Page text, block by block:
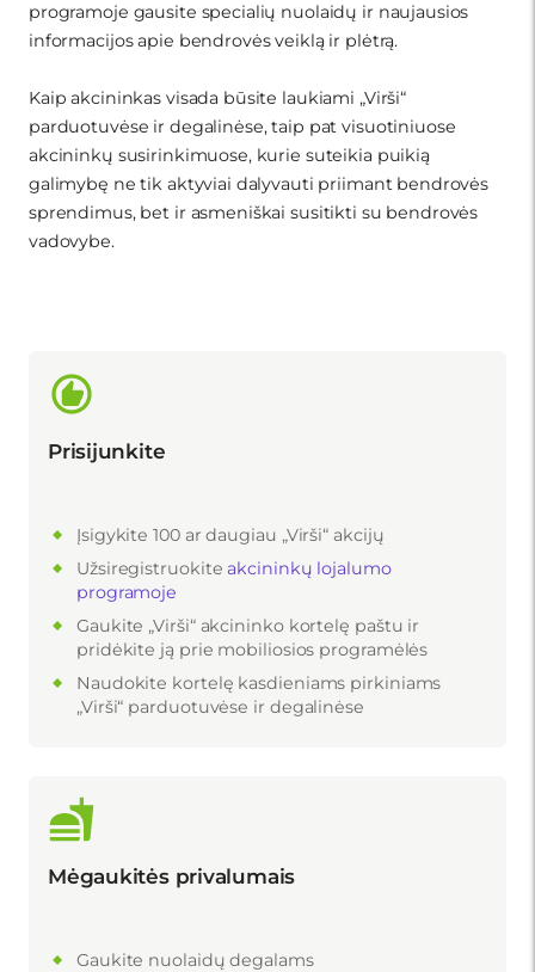
programoje gausite specialių nuolaidų ir naujausios
informacijos apie bendrovės veiklą ir plėtrą.
Kaip akcininkas visada būsite laukiami „Virši“
parduotuvėse ir degalinėse, taip pat visuotiniuose
akcininkų susirinkimuose, kurie suteikia puikią
galimybę ne tik aktyviai dalyvauti priimant bendrovės
sprendimus, bet ir asmeniškai susitikti su bendrovės
vadovybe.
Prisijunkite
Įsigykite 100 ar daugiau „Virši“ akcijų
Užsiregistruokiteakcininkų lojalumo
programoje
Gaukite „Virši“ akcininko kortelę paštu ir
pridėkite ją prie mobiliosios programėlės
Naudokite kortelę kasdieniams pirkiniams
„Virši“ parduotuvėse ir degalinėse
Mėgaukitės privalumais
Gaukite nuolaidų degalams